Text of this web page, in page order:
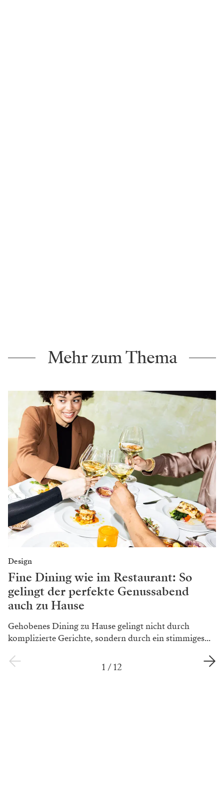
Mehr zum Thema
Design
Fine Dining wie im Restaurant: So
gelingt der perfekte Genussabend
auch zu Hause
Gehobenes Dining zu Hause gelingt nicht durch
komplizierte Gerichte, sondern durch ein stimmiges...
1 /12